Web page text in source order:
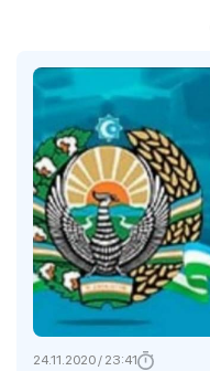
23:41 / 24.11.2020